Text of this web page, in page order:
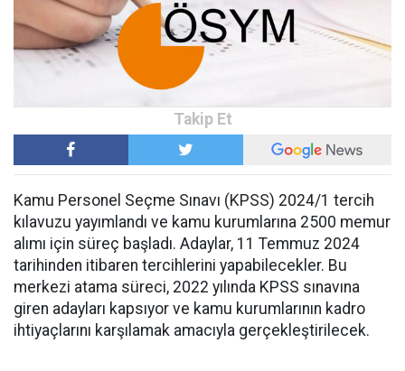
Kamu Personel Seçme Sınavı (KPSS) 2024/1 tercih
kılavuzu yayımlandı ve kamu kurumlarına 2500 memur
alımı için süreç başladı. Adaylar, 11 Temmuz 2024
tarihinden itibaren tercihlerini yapabilecekler. Bu
merkezi atama süreci, 2022 yılında KPSS sınavına
giren adayları kapsıyor ve kamu kurumlarının kadro
ihtiyaçlarını karşılamak amacıyla gerçekleştirilecek.